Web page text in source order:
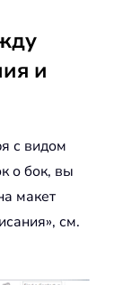
и
с видом
о бок, вы
макет
см.